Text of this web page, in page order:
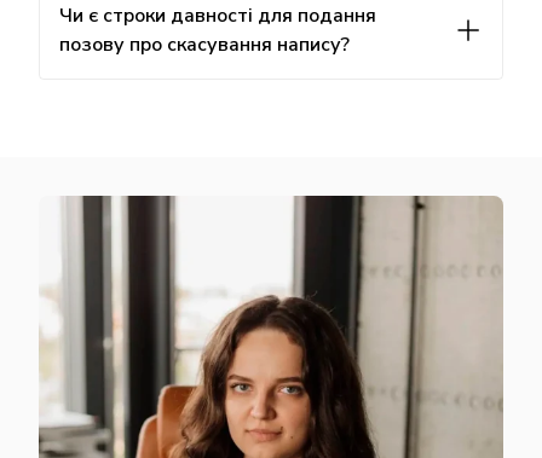
Чи є строки давності для подання
позову про скасування напису?